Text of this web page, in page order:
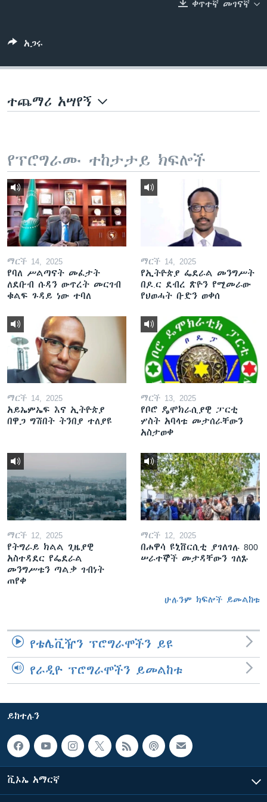
ቋንቋዎች
ቀጥተኛ መገናኛ
አጋሩ
ተጨማሪ አሣየኝ
የፕሮግራሙ ተከታታይ ክፍሎች
ማርች 14, 2025
የባለ ሥልጣናት መፈታት
ለደቡብ ሱዳን ውጥረት መርገብ
ቁልፍ ጉዳይ ነው ተባለ
ማርች 14, 2025
የኢትዮጵያ ፌደራል መንግሥት
በዶ.ር ደብረ ጽዮን የሚመራው
የህወሓት ቡድን ወቀሰ
ማርች 14, 2025
አይኤምኤፍ እና ኢትዮጵያ
በዋጋ ግሽበት ትንበያ ተለያዩ
ማርች 13, 2025
የቦሮ ዴሞክራሲያዊ ፓርቲ
ሦስት አባላቱ መታሰራቸውን
አስታወቀ
ማርች 12, 2025
የትግራይ ክልል ጊዜያዊ
አስተዳደር የፌደራል
መንግሥቱን ጣልቃ ገብነት
ጠየቀ
ማርች 12, 2025
በሐዋሳ ዩኒቨርሲቲ ያገለገሉ 800
ሠራተኞች መታዳቸውን ገለጹ
ሁሉንም ክፍሎች ይመልከቱ
የቴሌቪዥን ፕሮግራሞችን ይዩ
የራዲዮ ፕሮግራሞችን ይመልከቱ
ይከተሉን
ቪኦኤ አማርኛ